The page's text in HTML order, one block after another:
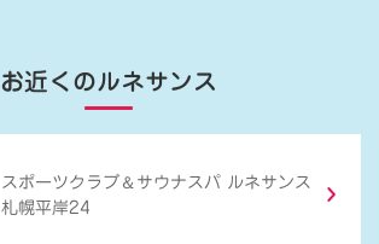
お近くのルネサンス
スポーツクラブ ＆ サウナスパ ルネサンス
札幌平岸24